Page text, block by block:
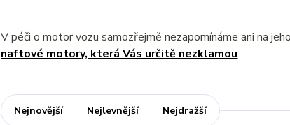
V péči o motor vozu samozřejmě nezapomínáme ani na
naftové motory, která Vás určitě nezklamou.
Nejnovější Nejlevnější Nejdražší